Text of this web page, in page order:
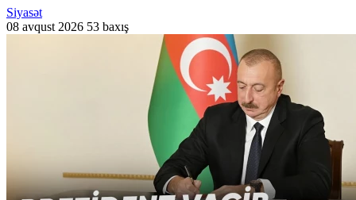
Siyasət
08 avqust 2026 53 baxış